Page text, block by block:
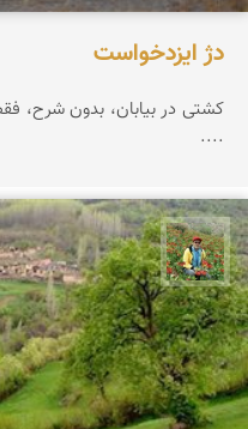
دژ ایزدخواست
کشتی در بیابان، بدون شرح،
....
اسفندیار خدایی